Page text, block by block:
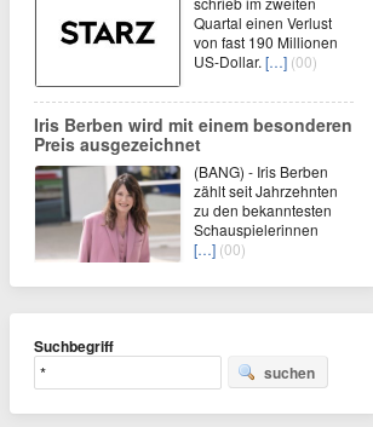
Quartal einen Verlust
von fast 190 Millionen
US-Dollar. […] (00)
Iris Berben wird mit einem besonderen
Preis ausgezeichnet
(BANG) - Iris Berben
zählt seit Jahrzehnten
zu den bekanntesten
Schauspielerinnen
[…] (00)
Suchbegriff
suchen